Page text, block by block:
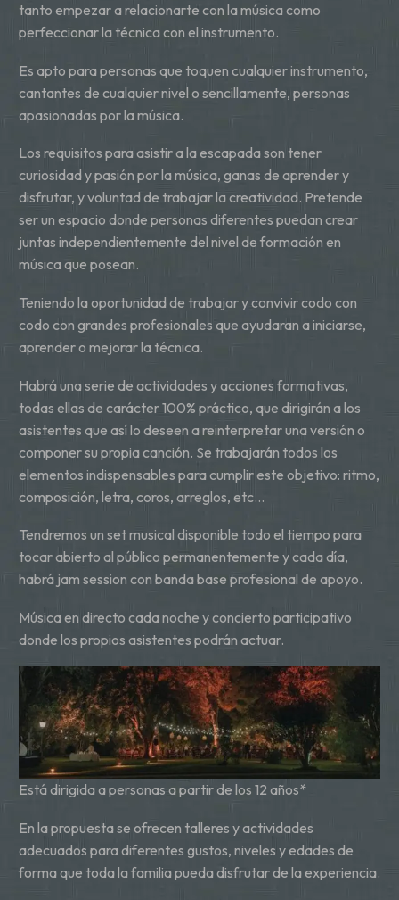
tanto empezar a relacionarte con la música como
perfeccionar la técnica con el instrumento.
Es apto para personas que toquen cualquier instrumento,
cantantes de cualquier nivel o sencillamente, personas
apasionadas por la música.
Los requisitos para asistir a la escapada son tener
curiosidad y pasión por la música, ganas de aprender y
disfrutar, y voluntad de trabajar la creatividad. Pretende
ser un espacio donde personas diferentes puedan crear
juntas independientemente del nivel de formación en
música que posean.
Teniendo la oportunidad de trabajar y convivir codo con
codo con grandes profesionales que ayudaran a iniciarse,
aprender o mejorar la técnica.
Habrá una serie de actividades y acciones formativas,
todas ellas de carácter 100% práctico, que dirigirán a los
asistentes que así lo deseen a reinterpretar una versión o
componer su propia canción. Se trabajarán todos los
elementos indispensables para cumplir este objetivo: ritmo,
composición, letra, coros, arreglos, etc…
Tendremos un set musical disponible todo el tiempo para
tocar abierto al público permanentemente y cada día,
habrá jam session con banda base profesional de apoyo.
Música en directo cada noche y concierto participativo
donde los propios asistentes podrán actuar.
Está dirigida a personas a partir de los 12 años*
En la propuesta se ofrecen talleres y actividades
adecuados para diferentes gustos, niveles y edades de
forma que toda la familia pueda disfrutar de la experiencia.